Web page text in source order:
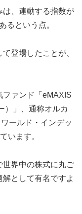
は、連動する指数が
るという点。
登場したことが、
ァンド「eMAXIS
）」、通称オルカ
ールド・インデッ
います。
世界中の株式に丸ご
として有名ですよ